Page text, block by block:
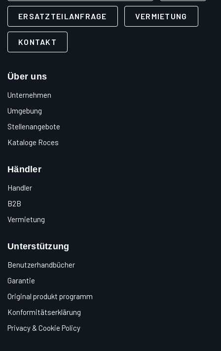
ERSATZTEILANFRAGE VERMIETUNG
KONTAKT
Über uns
Unternehmen
Umgebung
Stellenangebote
Kataloge Roces
Händler
Handler
B2B
Vermietung
Unterstützung
Benutzerhandbücher
Garantie
Original produkt programm
Konformitätserklärung
Privacy & Cookie Policy